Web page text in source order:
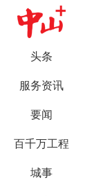
头条
服务资讯
要闻
百千万工程
城事